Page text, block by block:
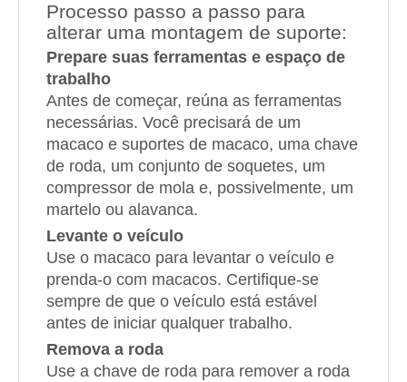
Processo passo a passo para
alterar uma montagem de suporte:
Prepare suas ferramentas e espaço de
trabalho
Antes de começar, reúna as ferramentas
necessárias. Você precisará de um
macaco e suportes de macaco, uma chave
de roda, um conjunto de soquetes, um
compressor de mola e, possivelmente, um
martelo ou alavanca.
Levante o veículo
Use o macaco para levantar o veículo e
prenda-o com macacos. Certifique-se
sempre de que o veículo está estável
antes de iniciar qualquer trabalho.
Remova a roda
Use a chave de roda para remover a roda